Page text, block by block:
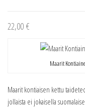
22,00 €
Maarit
Maarit kontiaisen kettu
jollaista ei jokaisella